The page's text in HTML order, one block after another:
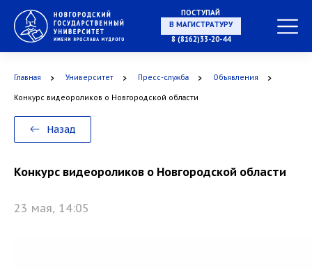
ПОСТУПАЙ
В МАГИСТРАТУРУ
В АСПИРАНТУРУ
8 (8162)33-20-44
Главная Университет Пресс-служба Объявления
Конкурс видеороликов о Новгородской области
Назад
Конкурс видеороликов о Новгородской области
23 мая, 14:05